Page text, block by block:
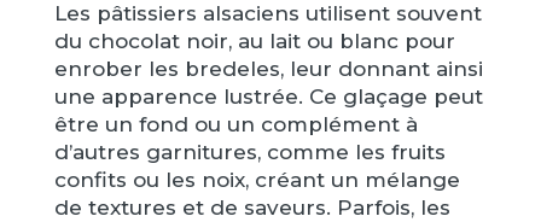
Les pâtissiers alsaciens utilisent souvent
du chocolat noir, au lait ou blanc pour
enrober les bredeles, leur donnant ainsi
une apparence lustrée. Ce glaçage peut
être un fond ou un complément à
d’autres garnitures, comme les fruits
confits ou les noix, créant un mélange
de textures et de saveurs. Parfois, les